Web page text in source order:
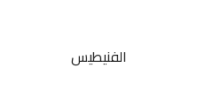
الفنيطيس